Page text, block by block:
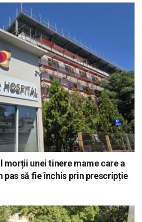
morții unei tinere mame care a
pas să fie închis prin prescripție